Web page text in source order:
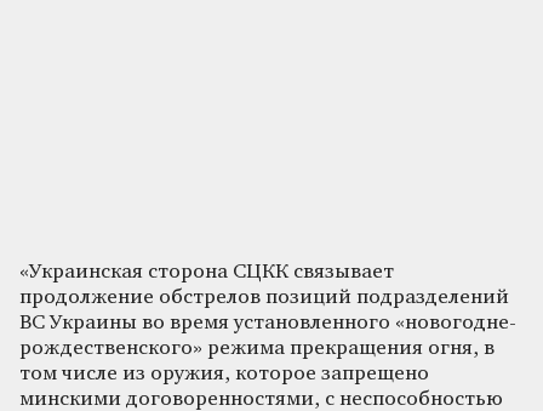
«Украинская сторона СЦКК связывает
продолжение обстрелов позиций подразделений
ВС Украины во время установленного «новогодне-
рождественского» режима прекращения огня, в
том числе из оружия, которое запрещено
минскими договоренностями, с неспособностью